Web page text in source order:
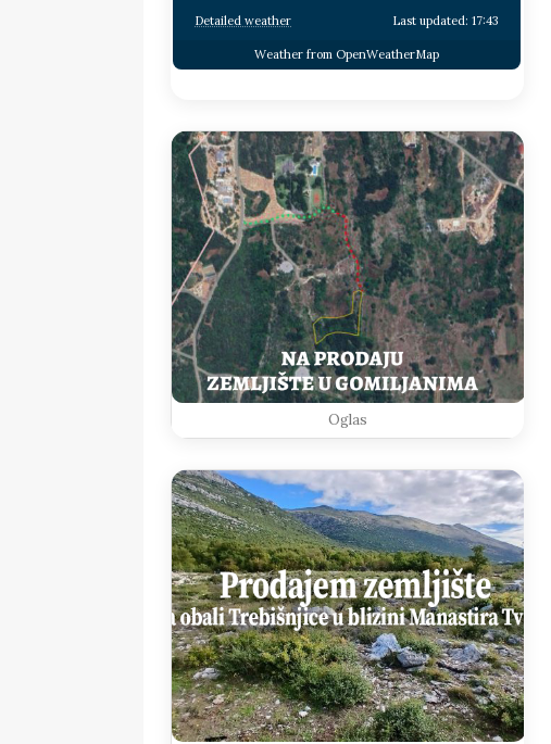
Detailed weather Last updated: 17:43
Weather from OpenWeatherMap
Oglas